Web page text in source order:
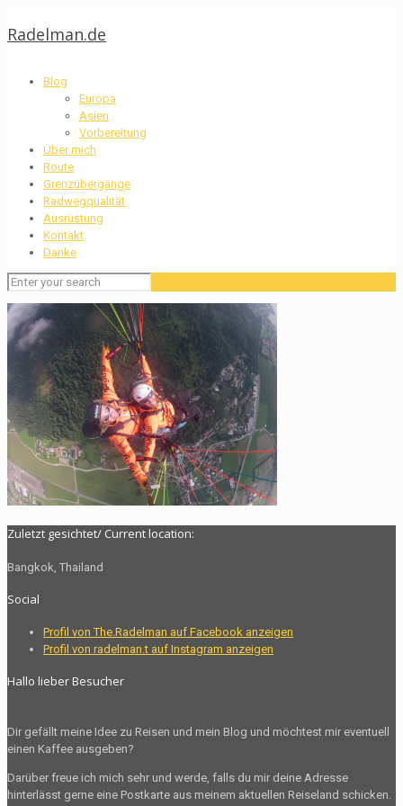
Radelman.de
Blog
Europa
Asien
Vorbereitung
Über mich
Route
Grenzübergänge
Radwegqualität
Ausrüstung
Kontakt
Danke
Zuletzt gesichtet/ Current location:
Bangkok, Thailand
Social
Profil von The.Radelman auf Facebook anzeigen
Profil von radelman.t auf Instagram anzeigen
Hallo lieber Besucher
Dir gefällt meine Idee zu Reisen und mein Blog und möchtest mir eventuell
einen Kaffee ausgeben?
Darüber freue ich mich sehr und werde, falls du mir deine Adresse
hinterlässt gerne eine Postkarte aus meinem aktuellen Reiseland schicken.